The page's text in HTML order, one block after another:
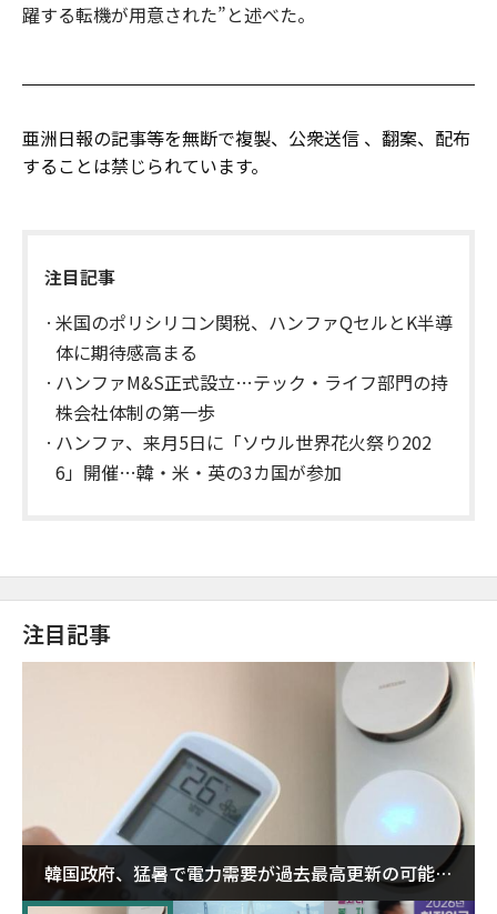
躍する転機が用意された”と述べた。
亜洲日報の記事等を無断で複製、公衆送信 、翻案、配布
することは禁じられています。
注目記事
米国のポリシリコン関税、ハンファQセルとK半導
体に期待感高まる
ハンファM&S正式設立…テック・ライフ部門の持
株会社体制の第一歩
ハンファ、来月5日に「ソウル世界花火祭り202
6」開催…韓・米・英の3カ国が参加
注目記事
韓国政府、猛暑で電力需要が過去最高更新の可能性